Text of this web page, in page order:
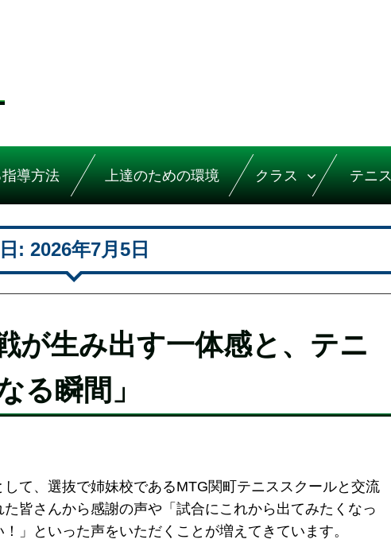
指導方法 上達のための環境 クラス テニス
日: 2026年7月5日
が生み出す一体感と、テニ
る瞬間」
て、選抜で姉妹校であるMTG関町テニススクールと交流
皆さんから感謝の声や「試合にこれから出てみたくなっ
」といった声をいただくことが増えてきています。